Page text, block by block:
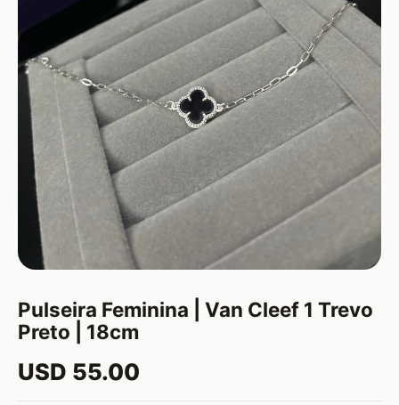
Pulseira Feminina | Van Cleef 1 Trevo
Preto | 18cm
USD 55.00